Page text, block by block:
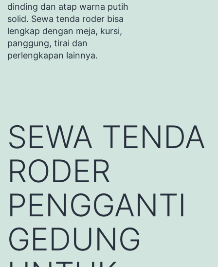
dinding dan atap warna putih
solid. Sewa tenda roder bisa
lengkap dengan meja, kursi,
panggung, tirai dan
perlengkapan lainnya.
SEWA TENDA
RODER
PENGGANTI
GEDUNG